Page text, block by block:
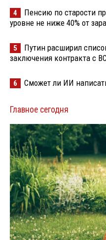
4
Пенсию по старости
уровне не ниже 40% от
5
Путин расширил
заключения контракта с
6 Сможет ли ИИ
Главное сегодня